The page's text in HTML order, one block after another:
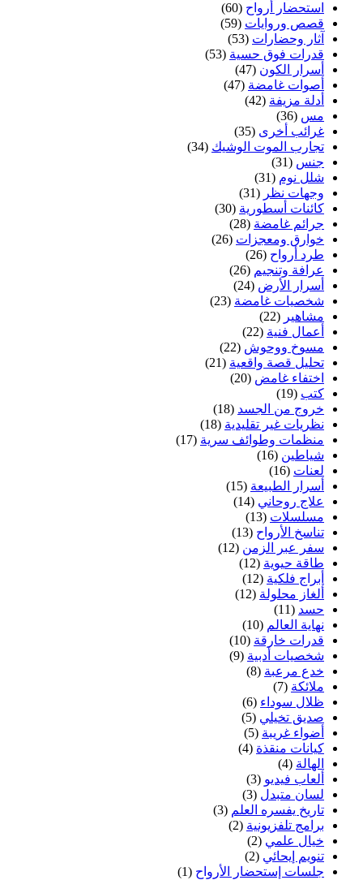
استحضار أرواح (60)
قصص وروايات (59)
آثار وحضارات (53)
قدرات فوق حسية (53)
أسرار الكون (47)
أصوات غامضة (47)
أدلة مزيفة (42)
مس (36)
غرائب أخرى (35)
تجارب الموت الوشيك (34)
جنس (31)
شلل نوم (31)
وجهات نظر (31)
كائنات أسطورية (30)
جرائم غامضة (28)
خوارق ومعجزات (26)
طرد أرواح (26)
عرافة وتنجيم (26)
أسرار الأرض (24)
شخصيات غامضة (23)
مشاهير (22)
أعمال فنية (22)
مسوخ ووحوش (22)
تحليل قصة واقعية (21)
اختفاء غامض (20)
كتب (19)
خروج من الجسد (18)
نظريات غير تقليدية (18)
منظمات وطوائف سرية (17)
شياطين (16)
لعنات (16)
أسرار الطبيعة (15)
علاج روحاني (14)
مسلسلات (13)
تناسخ الأرواح (13)
سفر عبر الزمن (12)
طاقة حيوية (12)
أبراج فلكية (12)
ألغاز محلولة (12)
حسد (11)
نهاية العالم (10)
قدرات خارقة (10)
شخصيات أدبية (9)
خدع مرعبة (8)
ملائكة (7)
ظلال سوداء (6)
صديق تخيلي (5)
أضواء غريبة (5)
كيانات منقذة (4)
الهالة (4)
ألعاب فيديو (3)
لسان متبدل (3)
تاريخ يفسره العلم (3)
برامج تلفزيونية (2)
خيال علمي (2)
تنويم إيحائي (2)
جلسات إستحضار الأرواح (1)